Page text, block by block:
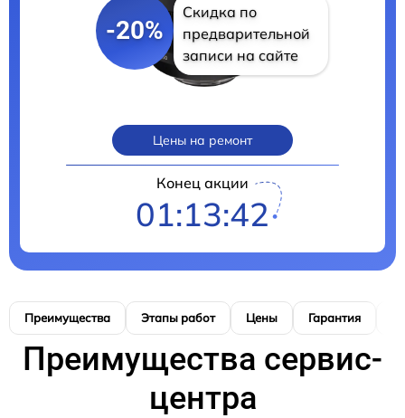
-20%
Скидка по
предварительной
записи на сайте
Цены на ремонт
Конец акции
01:13:40
Преимущества Этапы работ Цены Гарантия
Преимущества сервис-
центра